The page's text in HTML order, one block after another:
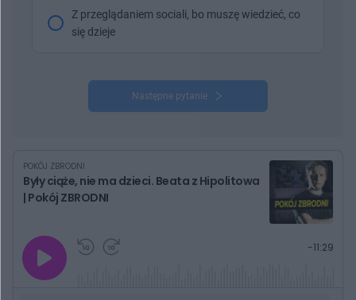
Z przeglądaniem sociali, bo muszę wiedzieć, co
się dzieje
Następne pytanie
POKÓJ ZBRODNI
Były ciąże, nie ma dzieci. Beata z Hipolitowa
| Pokój ZBRODNI
P
-11:29